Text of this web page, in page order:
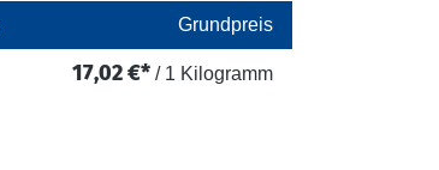
Grundpreis
17,02 €* / 1 Kilogramm